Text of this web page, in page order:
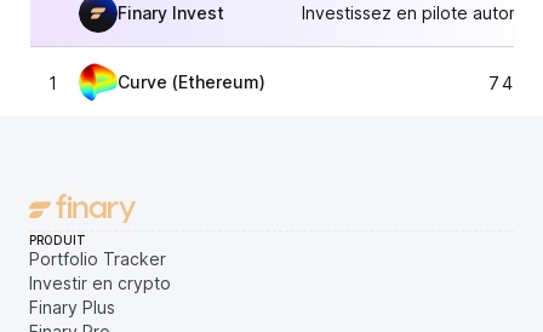
Finary Invest Investissez en pilote
1 Curve (Ethereum) 7
PRODUIT
Portfolio Tracker
Investir en crypto
Finary Plus